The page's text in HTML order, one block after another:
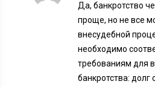
Да, банкротство
проще, но не все
внесудебной
необходимо
требованиям для
банкротства: долг